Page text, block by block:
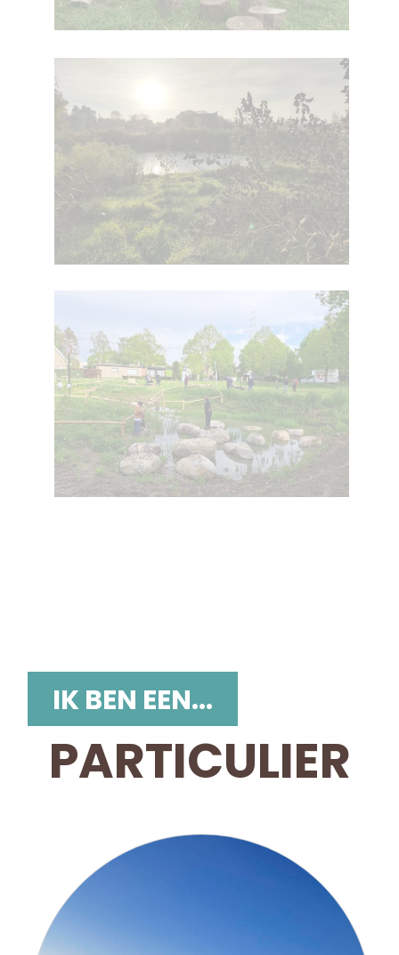
PARTICULIER
IK BEN EEN...